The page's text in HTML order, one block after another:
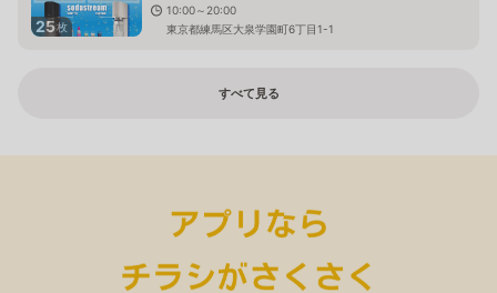
25枚
10:00～20:00
東京都練馬区大泉学園町6丁目1-1
すべて見る